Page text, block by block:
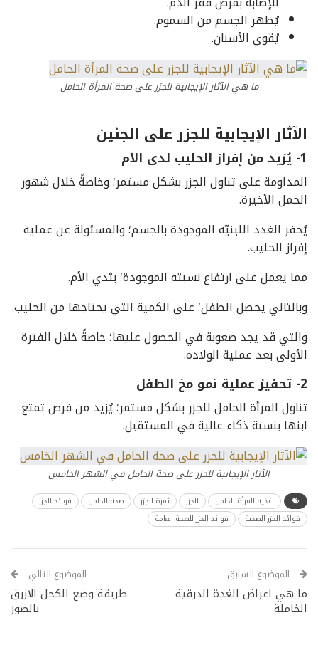
يُطهر الجسم من السموم.
يُقوي الأسنان.
ما هي الآثار الإيجابية للجزر على صحة المرأة الحامل
الآثار الإيجابية للجزر على الجنين
1- يُزيد من إفراز الحليب لدى الأم
المداومة على تناول الجزر بشكل مستمر؛ وخاصةً خلال شهور
الحمل الأخيرة.
يُحفز الغدد اللبنيّه الموجودة بالجسم؛ والمسئولة عن عملية
إفراز الحليب.
مما يعمل على ارتفاع نسبته الموجودة؛ بثدي الأم.
وبالتالي يحصل الطفل؛ على الكمية التي يحتاجها من الحليب.
والتي قد يجد صعوبة في الحصول عليها؛ خاصةً خلال الفترة
الأولى بعد عملية الولاده.
2- تحفيز عملية نمو مخ الطفل
تناول المرأة الحامل للجزر بشكل مستمر؛ يُزيد من فرص تمتع
ابنها بنسبة ذكاء عالية في المستقبل.
الآثار الإيجابية للجزر على صحة الحامل في الشهر الخامس
اغذية المرأة الحامل الجزر ثمرة الجزر صحة الحامل
فوائد الجزر
فوائد الجزر الصحية
فوائد الجزر للصحة العامة
الموضوع السابق
ما هي اعراض الغدة الدرقية
الخاملة
الموضوع التالي
طريقة وضع الكحل الازرق
بالصور